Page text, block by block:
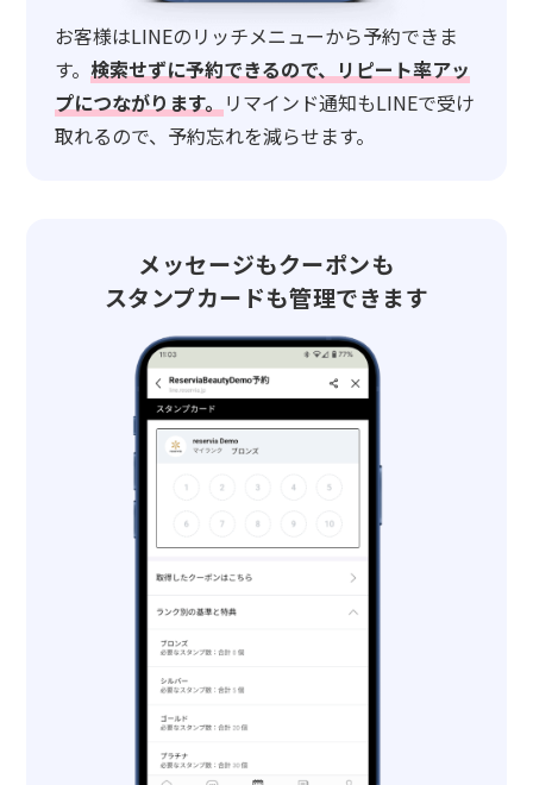
お客様はLINEのリッチメニューから予約できま
す。検索せずに予約できるので、リピート率アッ
プにつながります。リマインド通知もLINEで受け
取れるので、予約忘れを減らせます。
メッセージもクーポンも
スタンプカードも管理できます